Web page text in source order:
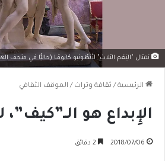
تمثال "النِعَم الثلاث" لأَنطُونيو كانوﭬــا (حاليًّا في متحف
الرئيسية / ثقافة وتراث / الموقف الثقافي
الإِبداع هو الــ”كيف”،
2018/07/06